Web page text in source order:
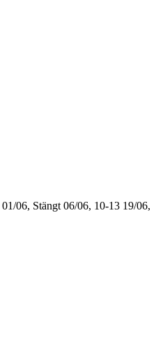
01/06, Stängt 06/06, 10-13 19/06,